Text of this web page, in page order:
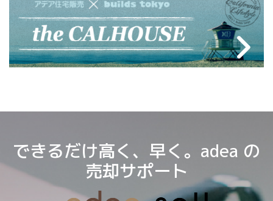
できるだけ高く、早く。adea の
売却サポート